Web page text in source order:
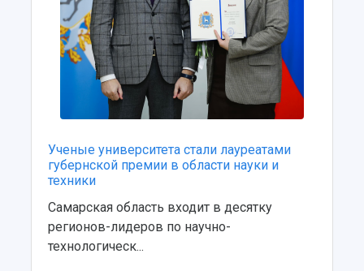
Ученые университета стали лауреатами
губернской премии в области науки и
техники
Самарская область входит в десятку
регионов-лидеров по научно-
технологическ...